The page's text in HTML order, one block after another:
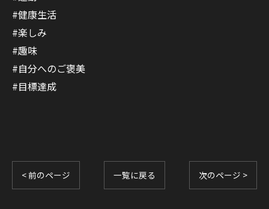
#健康生活
#楽しみ
#趣味
#自分へのご褒美
#目標達成
< 前のページ 一覧に戻る 次のページ >